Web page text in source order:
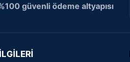
güvenli ödeme altyapısı